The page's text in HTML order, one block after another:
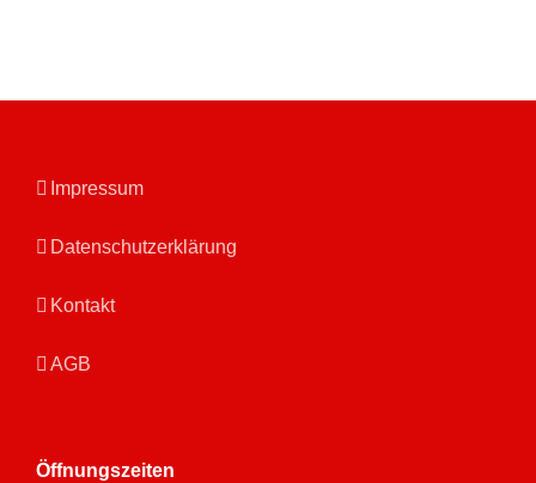
Impressum
Datenschutzerklärung
Kontakt
AGB
Öffnungszeiten